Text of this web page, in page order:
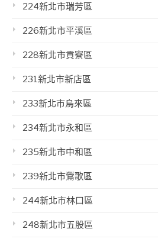
224新北市瑞芳區
226新北市平溪區
228新北市貢寮區
231新北市新店區
233新北市烏來區
234新北市永和區
235新北市中和區
239新北市鶯歌區
244新北市林口區
248新北市五股區